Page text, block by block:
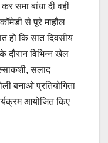
समा बांधा दी वहीं
से पूरे माहौल
हो कि सात दिवसीय
विभिन्न खेल
सलाद
बनाओ प्रतियोगिता
आयोजित किए